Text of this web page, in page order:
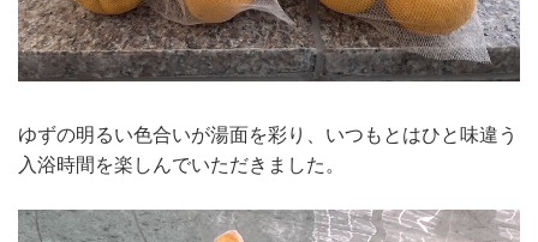
ゆずの明るい色合いが湯面を彩り、いつもとはひと味違う
入浴時間を楽しんでいただきました。